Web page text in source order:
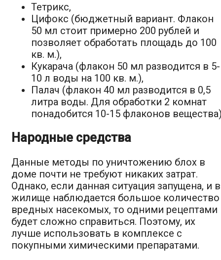
Тетрикс,
Цифокс (бюджетный вариант. Флакон
50 мл стоит примерно 200 рублей и
позволяет обработать площадь до 100
кв. м.),
Кукарача (флакон 50 мл разводится в 5-
10 л воды на 100 кв. м.),
Палач (флакон 40 мл разводится в 0,5
литра воды. Для обработки 2 комнат
понадобится 10-15 флаконов
Народные средства
Данные методы по уничтожению блох в
доме почти не требуют никаких затрат.
Однако, если данная ситуация запущена, и в
жилище наблюдается большое количество
вредных насекомых, то одними рецептами
будет сложно справиться. Поэтому, их
лучше использовать в комплексе с
покупными химическими препаратами.